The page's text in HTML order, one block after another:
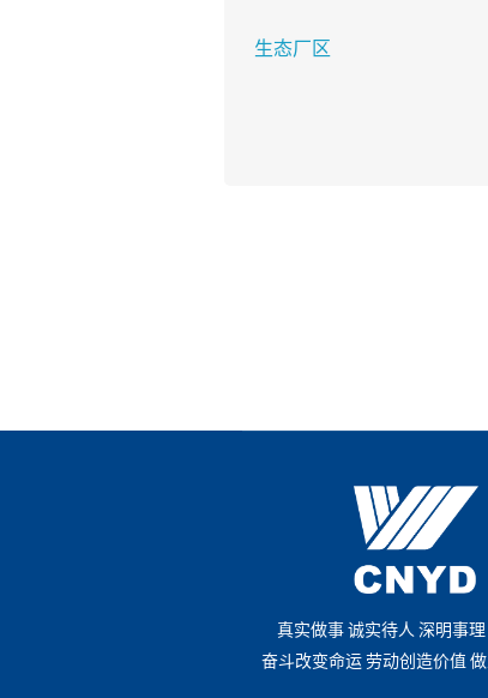
生态厂区
真实做事 诚实待人 深明事理
奋斗改变命运劳动创造价值 做